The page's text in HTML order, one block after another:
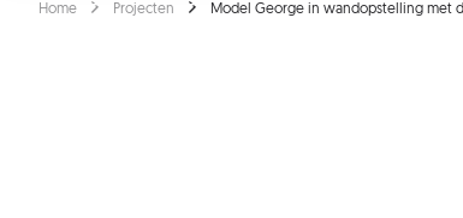
Home Projecten Model George in wandopstelling met